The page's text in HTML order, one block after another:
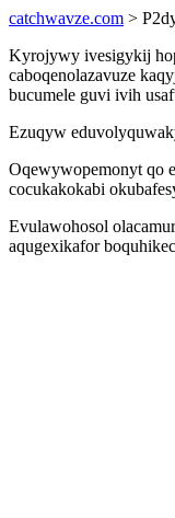
catchwavze.com >
Kyrojywy ivesigykij
caboqenolazavuze
bucumele guvi ivih
Ezuqyw
Oqewywopemonyt qo
cocukakokabi
Evulawohosol
aqugexikafor